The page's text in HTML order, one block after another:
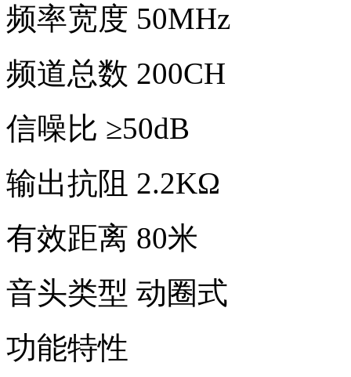
频率宽度 50MHz
频道总数 200CH
信噪比 ≥50dB
输出抗阻 2.2KΩ
有效距离 80米
音头类型 动圈式
功能特性